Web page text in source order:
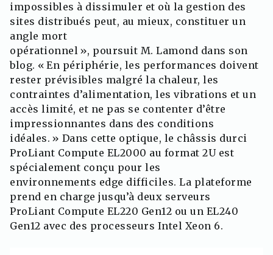
impossibles à dissimuler et où la gestion des
sites distribués peut, au mieux, constituer un
angle mort
opérationnel », poursuit M. Lamond dans son
blog. « En périphérie, les performances doivent
rester prévisibles malgré la chaleur, les
contraintes d’alimentation, les vibrations et un
accès limité, et ne pas se contenter d’être
impressionnantes dans des conditions
idéales. » Dans cette optique, le châssis durci
ProLiant Compute EL2000 au format 2U est
spécialement conçu pour les
environnements edge difficiles. La plateforme
prend en charge jusqu’à deux serveurs
ProLiant Compute EL220 Gen12 ou un EL240
Gen12 avec des processeurs Intel Xeon 6.